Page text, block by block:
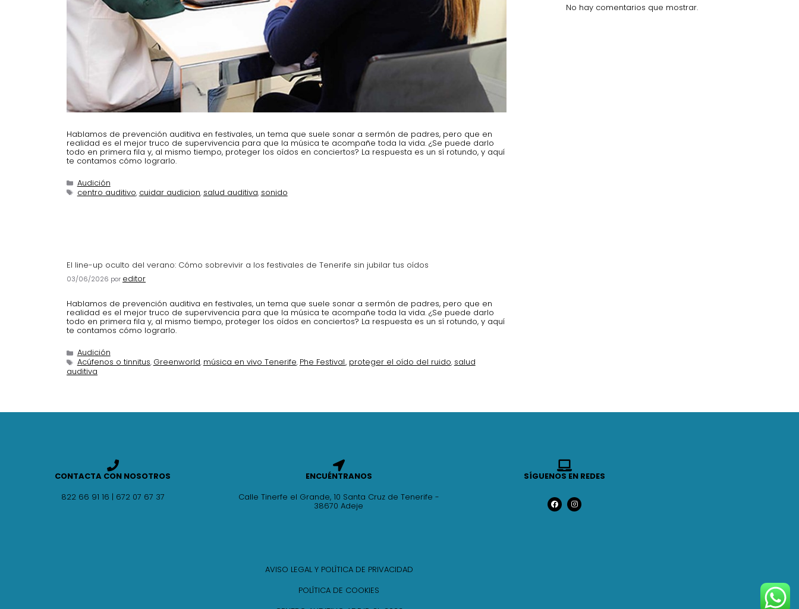
Hablamos de prevención auditiva en festivales, un tema que suele sonar a sermón de padres, pero que en
realidad es el mejor truco de supervivencia para que la música te acompañe toda la vida. ¿Se puede darlo
todo en primera fila y, al mismo tiempo, proteger los oídos en conciertos? La respuesta es un sí rotundo, y aquí
te contamos cómo lograrlo.
Audición
centro auditivo, cuidar audicion, salud auditiva, sonido
El line-up oculto del verano: Cómo sobrevivir a los festivales de Tenerife sin jubilar tus oídos
03/06/2026 por editor
Hablamos de prevención auditiva en festivales, un tema que suele sonar a sermón de padres, pero que en
realidad es el mejor truco de supervivencia para que la música te acompañe toda la vida. ¿Se puede darlo
todo en primera fila y, al mismo tiempo, proteger los oídos en conciertos? La respuesta es un sí rotundo, y aquí
te contamos cómo lograrlo.
Audición
Acúfenos o tinnitus, Greenworld, música en vivo Tenerife, Phe Festival., proteger el oído del ruido, salud
auditiva
No hay comentarios que mostrar.
CONTACTA CON NOSOTROS
822 66 91 16 | 672 07 67 37
ENCUÉNTRANOS
Calle Tinerfe el Grande, 10 Santa Cruz de Tenerife -
38670 Adeje
SÍGUENOS EN REDES
AVISO LEGAL Y POLÍTICA DE PRIVACIDAD
POLÍTICA DE COOKIES